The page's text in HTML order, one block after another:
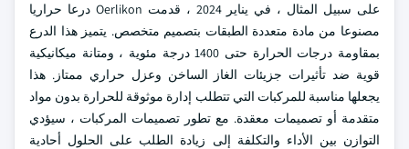
على سبيل المثال ، في يناير 2024 ، قدمت Oerlikon درعا حراريا
مصنوعا من مادة متعددة الطبقات بتصميم متخصص. يتميز هذا الدرع
بمقاومة درجات الحرارة حتى 1400 درجة مئوية ، ومتانة ميكانيكية
قوية ضد تأثيرات جزيئات الغاز الساخن وعزل حراري ممتاز. هذا
يجعلها مناسبة للمركبات التي تتطلب إدارة موثوقة للحرارة بدون مواد
متقدمة أو تصميمات معقدة. مع تطور تصميمات المركبات ، سيؤدي
التوازن بين الأداء والتكلفة إلى زيادة الطلب على الحلول أحادية